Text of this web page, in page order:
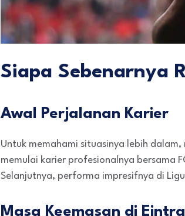
Siapa Sebenarnya
Awal Perjalanan Karier
Untuk memahami situasinya lebih
memulai karier profesionalnya bersama
Selanjutnya, performa impresifnya di
Masa Keemasan di